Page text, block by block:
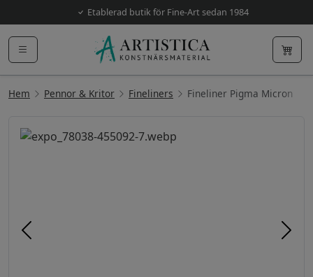
Etablerad butik för Fine-Art sedan 1984
Hem Pennor & Kritor Fineliners Fineliner Pigma Micron
Föregående